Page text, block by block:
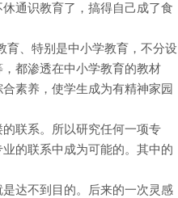
通识教育了，搞得自己成了食
育、特别是中小学教育，不分设
都渗透在中小学教育的教材
素养，使学生成为有精神家园
联系。所以研究任何一项专
的联系中成为可能的。其中的
达不到目的。后来的一次灵感